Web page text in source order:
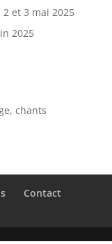
et 3 mai 2025
2025
chants
Contact